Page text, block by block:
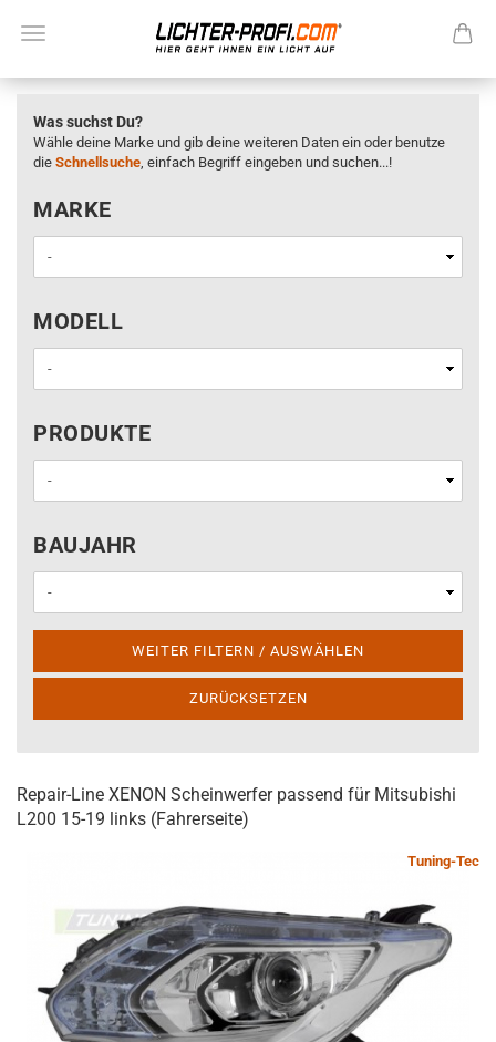
Was suchst Du?
Wähle deine Marke und gib deine weiteren Daten ein oder benutze
die Schnellsuche, einfach Begriff eingeben und suchen...!
MARKE
MARKE
MODELL
MODELL
PRODUKTE
PRODUKTE
BAUJAHR
BAUJAHR
WEITER FILTERN / AUSWÄHLEN
ZURÜCKSETZEN
Repair-Line XENON Scheinwerfer passend für Mitsubishi
L200 15-19 links (Fahrerseite)
Tuning-Tec